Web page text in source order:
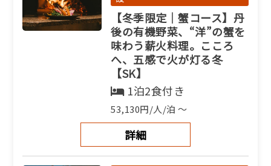
【冬季限定｜蟹コース】丹
後の有機野菜、“洋”の蟹を
味わう薪火料理。こころ
へ、五感で火が灯る冬
【SK】
1泊2食付き
53,130円/人/泊 ～
詳細